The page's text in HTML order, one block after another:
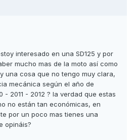
interesado en una SD125 y por
mucho mas de la moto así como
una cosa que no tengo muy clara,
mecánica según el año de
2011 - 2012 ? la verdad que estas
no están tan económicas, en
por un poco mas tienes una
opináis?